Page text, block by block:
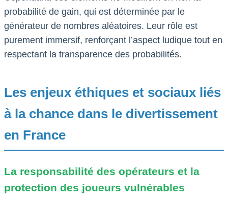
probabilité de gain, qui est déterminée par le
générateur de nombres aléatoires. Leur rôle est
purement immersif, renforçant l’aspect ludique tout en
respectant la transparence des probabilités.
Les enjeux éthiques et sociaux liés
à la chance dans le divertissement
en France
La responsabilité des opérateurs et la
protection des joueurs vulnérables